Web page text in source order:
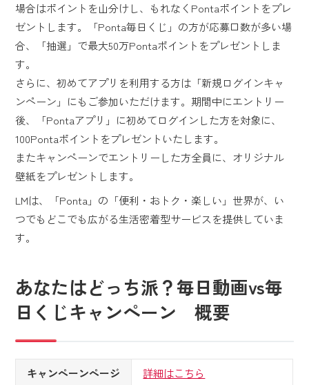
場合はポイントを山分けし、もれなくPontaポイントをプレ
ゼントします。「Ponta毎日くじ」の方が応募口数が多い場
合、「抽選」で最大50万Pontaポイントをプレゼントしま
す。
さらに、初めてアプリを利用する方は「新規ログインキャ
ンペーン」にもご参加いただけます。期間中にエントリー
後、「Pontaアプリ」に初めてログインした方を対象に、
100Pontaポイントをプレゼントいたします。
またキャンペーンでエントリーした方全員に、オリジナル
壁紙をプレゼントします。
LMは、「Ponta」の「便利・おトク・楽しい」世界が、い
つでもどこでも広がる生活密着型サービスを提供していま
す。
あなたはどっち派？毎日動画vs毎
日くじキャンペーン 概要
キャンペーンページ 詳細はこちら